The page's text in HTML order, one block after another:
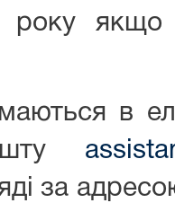
року якщо
в
за